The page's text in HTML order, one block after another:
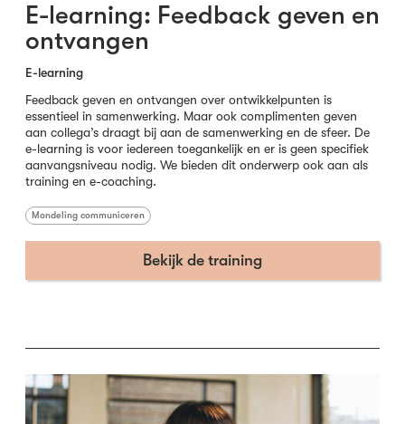
E-learning: Feedback geven en
ontvangen
E-learning
Feedback geven en ontvangen over ontwikkelpunten is
essentieel in samenwerking. Maar ook complimenten geven
aan collega’s draagt bij aan de samenwerking en de sfeer. De
e-learning is voor iedereen toegankelijk en er is geen specifiek
aanvangsniveau nodig. We bieden dit onderwerp ook aan als
training en e-coaching.
Mondeling communiceren
Bekijk de training